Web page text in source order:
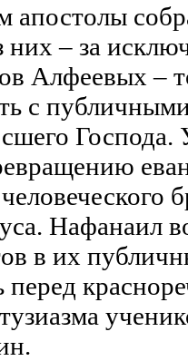
апостолы
них – за
Алфеевых –
с
Нафанаил
в их
перед